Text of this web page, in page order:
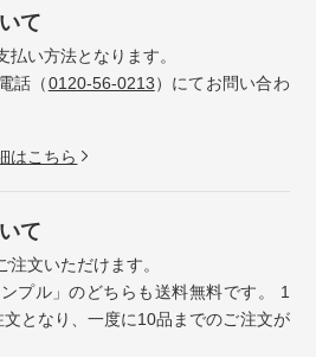
て
い方法となります。
話（0120-56-0213）にてお問い合わ
はこちら
て
文いただけます。
プル」のどちらも送料無料です。 1
となり、一度に10品までのご注文が